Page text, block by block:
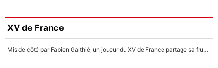
XV de France
Mis de côté par Fabien Galthié, un joueur du XV de France partage sa frustration : «ils ne me l’ont pas dit tout de suite»